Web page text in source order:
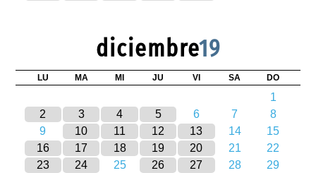
diciembre19
LU MA MI JU VI SA DO
1
2
3 4 5 6 7
8
9
10 11 12 13 14
15
16
17 18 19 20 21
22
23
24 25 26 27 28
29